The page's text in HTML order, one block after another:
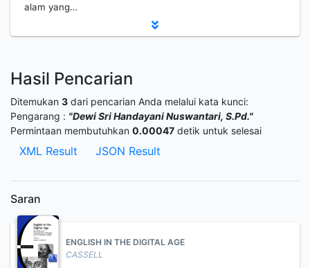
alam yang…
Hasil Pencarian
Ditemukan 3 dari pencarian Anda melalui kata kunci:
Pengarang : "Dewi Sri Handayani Nuswantari, S.Pd."
Permintaan membutuhkan 0.00047 detik untuk selesai
XML Result JSON Result
Saran
ENGLISH IN THE DIGITAL AGE
CASSELL